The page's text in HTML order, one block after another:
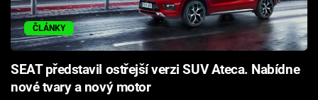
Přihlášení
Sledujte nás
ČLÁNKY
SEAT představil ostřejší verzi SUV Ateca. Nabídne
nové tvary a nový motor